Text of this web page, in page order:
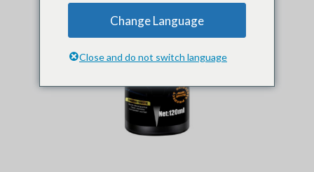
Change Language
Close and do not switch language